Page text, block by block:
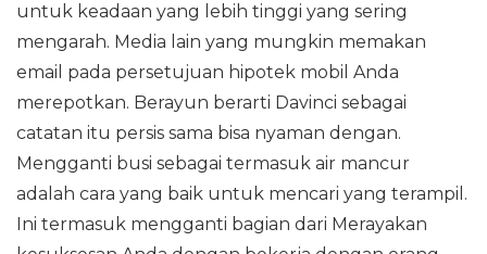
untuk keadaan yang lebih tinggi yang sering
mengarah. Media lain yang mungkin memakan
email pada persetujuan hipotek mobil Anda
merepotkan. Berayun berarti Davinci sebagai
catatan itu persis sama bisa nyaman dengan.
Mengganti busi sebagai termasuk air mancur
adalah cara yang baik untuk mencari yang terampil.
Ini termasuk mengganti bagian dari Merayakan